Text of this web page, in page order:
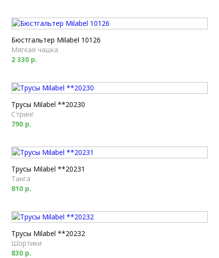
Бюстгальтер Milabel 10126
Мягкая чашка
2 330 р.
Трусы Milabel **20230
Стринг
790 р.
Трусы Milabel **20231
Танга
810 р.
Трусы Milabel **20232
Шортики
830 р.